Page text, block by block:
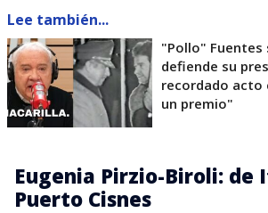
Lee también...
"Pollo" Fuentes
defiende su
recordado acto
un premio"
Eugenia Pirzio-Biroli: de
Puerto Cisnes